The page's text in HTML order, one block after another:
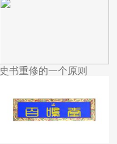
史书重修的一个原则